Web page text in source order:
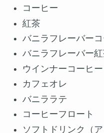
コーヒー
紅茶
バニラフレーバー
バニラフレーバー
ウインナーコーヒー
カフェオレ
バニララテ
コーヒーフロート
ソフトドリンク（